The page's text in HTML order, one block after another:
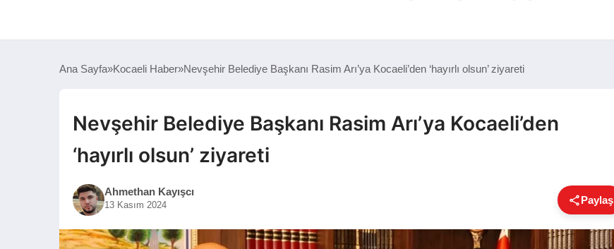
Ana Sayfa Kocaeli Haber Nevşehir Belediye Başkanı Rasim Arı’ya Kocaeli’den ‘hayırlı olsun’ ziyareti
Nevşehir Belediye Başkanı Rasim Arı’ya Kocaeli’den
‘hayırlı olsun’ ziyareti
Ahmethan Kayışcı
13 Kasım 2024 Paylaş